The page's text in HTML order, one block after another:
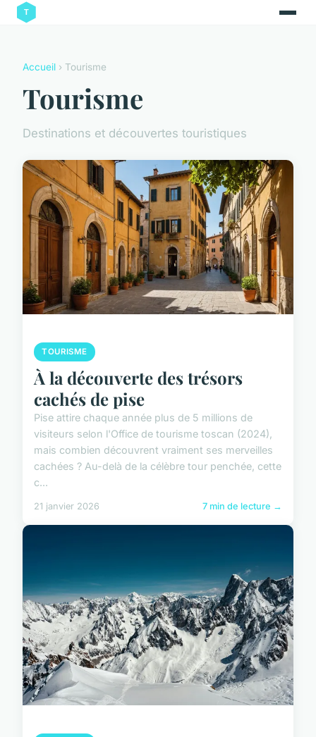
Accueil › Tourisme
Tourisme
Destinations et découvertes touristiques
TOURISME
À la découverte des trésors
cachés de pise
Pise attire chaque année plus de 5 millions de
visiteurs selon l'Office de tourisme toscan (2024),
mais combien découvrent vraiment ses merveilles
cachées ? Au-delà de la célèbre tour penchée, cette
c...
21 janvier 2026 7 min de lecture →